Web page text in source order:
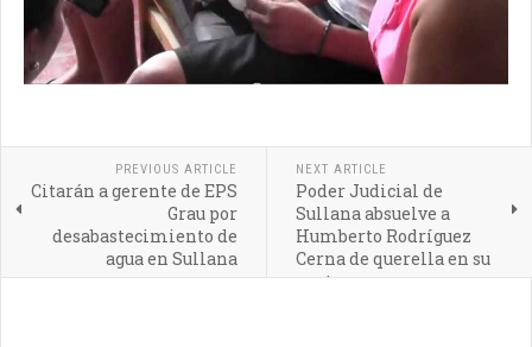
PREVIOUS ARTICLE
Citarán a gerente de EPS
Grau por
desabastecimiento de
agua en Sullana
NEXT ARTICLE
Poder Judicial de
Sullana absuelve a
Humberto Rodríguez
Cerna de querella en su
contra